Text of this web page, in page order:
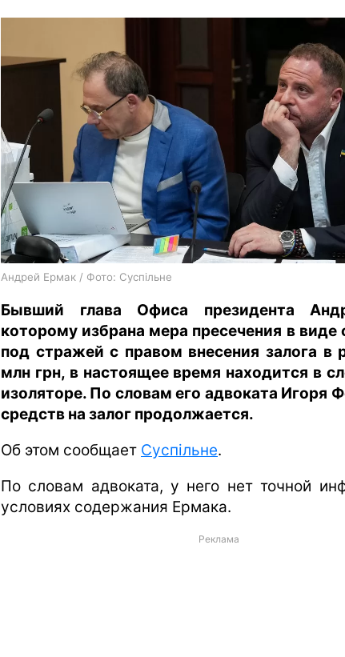
gambling
Андрей Ермак / Фото: Суспільне
Бывший глава Офиса президента
которому избрана мера пресечения в
под стражей с правом внесения залога в
млн грн, в настоящее время находится в
изоляторе. По словам его адвоката Игоря
средств на залог продолжается.
Об этом сообщает Суспільне.
По словам адвоката, у него нет точной
условиях содержания Ермака.
Реклама